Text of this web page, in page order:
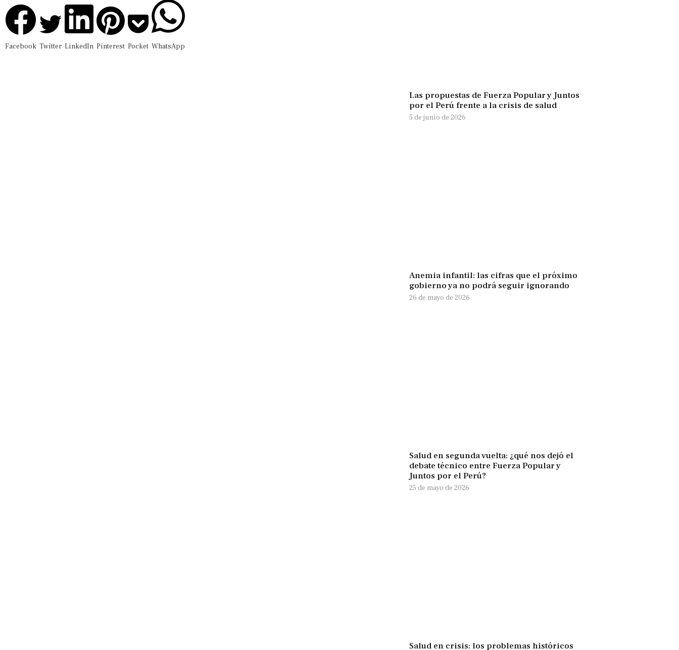
Facebook Twitter LinkedIn Pinterest Pocket WhatsApp
Las propuestas de Fuerza Popular y Juntos
por el Perú frente a la crisis de salud
5 de junio de 2026
Anemia infantil: las cifras que el próximo
gobierno ya no podrá seguir ignorando
26 de mayo de 2026
Salud en segunda vuelta: ¿qué nos dejó el
debate técnico entre Fuerza Popular y
Juntos por el Perú?
25 de mayo de 2026
Salud en crisis: los problemas históricos